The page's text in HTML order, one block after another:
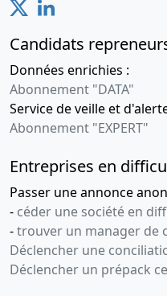
Adresse du créancier :
Mentions : Numero de
2022CBA01680 La
contre SAS BL
06/12/2027 Designation
DURS VOIR DOC EN GED
Opérations de crédit-
: 30-08-2023)
Montant : 10 800 EUR
Date d'inscription :30-
Date de fin :30-12-2027
Créancier :CREDIT
Candidats
Données enrichies :
Abonnement "DATA"
Service de veille et
Abonnement "EXPERT"
Entreprises en
Passer une annonce
- céder une société en
-trouver un manager de
Déclencher une
Déclencher un prépack